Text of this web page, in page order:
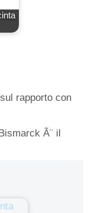
rapporto con
Ã¨ il